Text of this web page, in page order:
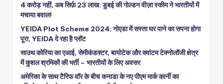
4 करोड़ नहीं, अब सिर्फ़ 23 लाख: डुबई की गोल्डन वीज़ा स्कीम ने भारतीयों में
मचाया बवाल!
YEIDA Plot Scheme 2024: नोएडा में सस्ता घर पाने का सपना होगा
पूरा, YEIDA दे रहा है प्लॉट
साउथ कोरिया का एआई, सेमीकंडक्टर, बायोटेक और क्वांटम टेक्नोलॉजी क्षेत्र
में कुशल श्रमिकों की भर्ती – भारतीयों के लिए अवसर
अमेरिका के साथ टैरिफ वॉर के बीच कनाडा के नए पीएम मार्क कार्नी का